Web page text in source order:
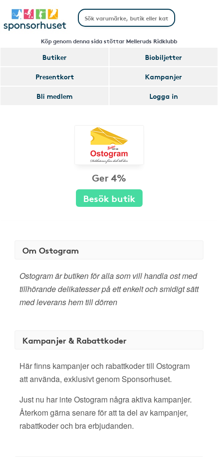
Köp genom denna sida stöttar Melleruds Ridklubb
Butiker
Biobiljetter
Presentkort
Kampanjer
Bli medlem
Logga in
Ger 4%
Besök butik
Om Ostogram
Ostogram är butiken för alla som vill handla ost med
tillhörande delikatesser på ett enkelt och smidigt sätt
med leverans hem till dörren
Kampanjer & Rabattkoder
Här finns kampanjer och rabattkoder till Ostogram
att använda, exklusivt genom Sponsorhuset.
Just nu har inte Ostogram några aktiva kampanjer.
Återkom gärna senare för att ta del av kampanjer,
rabattkoder och bra erbjudanden.